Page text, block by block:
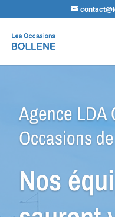
de
produits
Agence
Occasions